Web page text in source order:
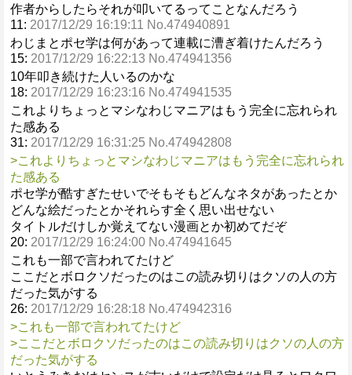
作者からしたらそれが叩いてるってことなんだろう
11: 2017/12/29 16:19:11 No.474940891
わじまとポセ学は何があって連載に漕ぎ着けたんだろう
15: 2017/12/29 16:22:13 No.474941356
10年叩き続けた人いるのかな
18: 2017/12/29 16:23:16 No.474941535
これよりちょっとマシなわじマニアはもう完全に忘れられ
た感ある
31: 2017/12/29 16:31:25 No.474942808
>これよりちょっとマシなわじマニアはもう完全に忘れられ
た感ある
ポセ学が酷すぎたせいでそもそもどんなネタがあったとか
どんな絵だったとかそれらす全く思い出せない
タイトルだけしか覚えてない漫画とか初めてだぞ
20: 2017/12/29 16:24:00 No.474941645
これも一部で言われてたけど
ここだとボロクソだったのはこの読み切りはクソの人の方
だった気がする
26: 2017/12/29 16:28:18 No.474942316
>これも一部で言われてたけど
>ここだとボロクソだったのはこの読み切りはクソの人の方
だった気がする